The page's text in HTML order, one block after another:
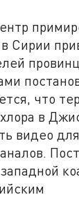
Сирии
что
в
видео для